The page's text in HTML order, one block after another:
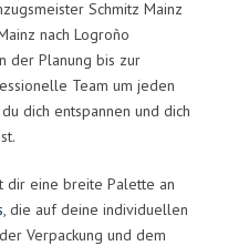
Schmitz Mainz
nach Logroño
der Planung bis zur
Team um jeden
dich entspannen und dich
dir eine breite Palette an
, die auf deine individuellen
Verpackung und dem